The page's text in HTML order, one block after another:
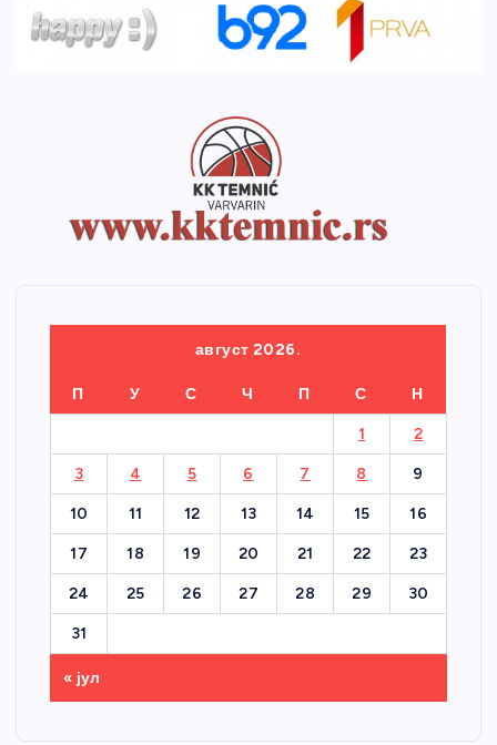
август 2026.
П У С Ч П С Н
1 2
3 4 5 6 7 8 9
10 11 12 13 14 15 16
17 18 19 20 21 22 23
24 25 26 27 28 29 30
31
« јул